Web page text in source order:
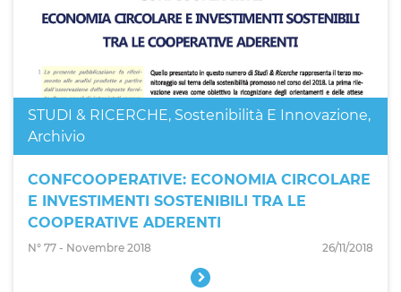
STUDI & RICERCHE, Sostenibilità E Innovazione,
Archivio
CONFCOOPERATIVE: ECONOMIA CIRCOLARE
E INVESTIMENTI SOSTENIBILI TRA LE
COOPERATIVE ADERENTI
N° 77 - Novembre 2018 26/11/2018